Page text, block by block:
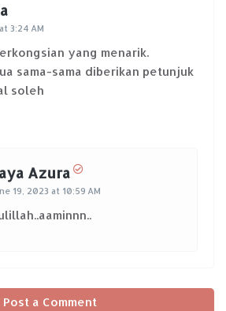
3:24 AM
yang menarik.
sama-sama diberikan petunjuk
soleh
Azura
19, 2023 at 10:59 AM
Post a Comment